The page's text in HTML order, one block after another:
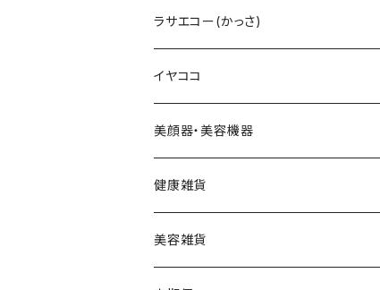
LIPADDICTヌードエスプレッソ
セットアップパウダー
シャイニー
スムース
V3コンシーラー
HARIデイリークリーム
VSPICサンセラム
VSPIC C グロウミスト
Cエマルジョン
Cクレンザー
Cクリーム
Cクレイパック
基本4種セット
デュアルカーブ
羽根型
ウェーブ型
ロング
スティック
ホワイトパンドラ
チューっとカット
カッティー
バーニー
ビタマイン
V3HARIセラム
ヴィディアル・ニードリッチ
ラサエコー(かっさ)
イヤココ
美顔器・美容機器
ビューティフェイススティック・リン
レーザー&EMSリフトブラシPRO2.0
健康雑貨
ストーンホットパット
美容雑貨